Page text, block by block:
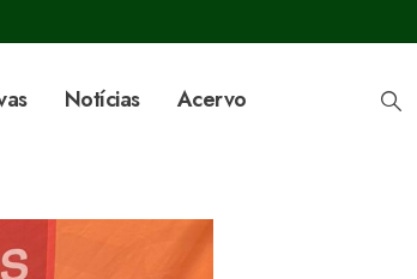
Notícias Acervo